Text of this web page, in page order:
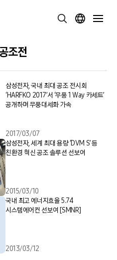
조전
삼성전자, 국내 최대 공조 전시회
‘HARFKO 2017’서 ‘무풍 1 Way 카세트’
공개하며 무풍대세화 가속
2017/03/07
삼성전자, 세계 최대 용량 ‘DVM S’ 등
친환경 혁신 공조 솔루션 선보여
2015/03/10
국내 최고 에너지효율 5.74
시스템에어컨 선보여 [SMNR]
2013/03/12